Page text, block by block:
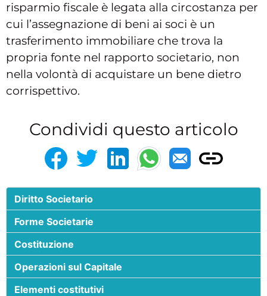
risparmio fiscale è legata alla circostanza per
cui l’assegnazione di beni ai soci è un
trasferimento immobiliare che trova la
propria fonte nel rapporto societario, non
nella volontà di acquistare un bene dietro
corrispettivo.
Condividi questo articolo
Diritto Societario
Forme Societarie
Costituzione
Operazioni sul Capitale
Elementi costitutivi